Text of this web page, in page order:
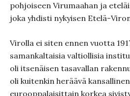
pohjoiseen Virumaahan ja
joka yhdisti nykyisen Etelä-
Virolla ei siten ennen vuotta
samankaltaisia valtiollisia
oli itsenäisen tasavallan
oli kuitenkin heräävä
eurooppalaisittain korkea